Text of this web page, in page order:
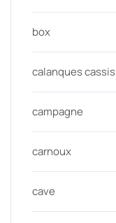
box
calanques cassis
campagne
carnoux
cave